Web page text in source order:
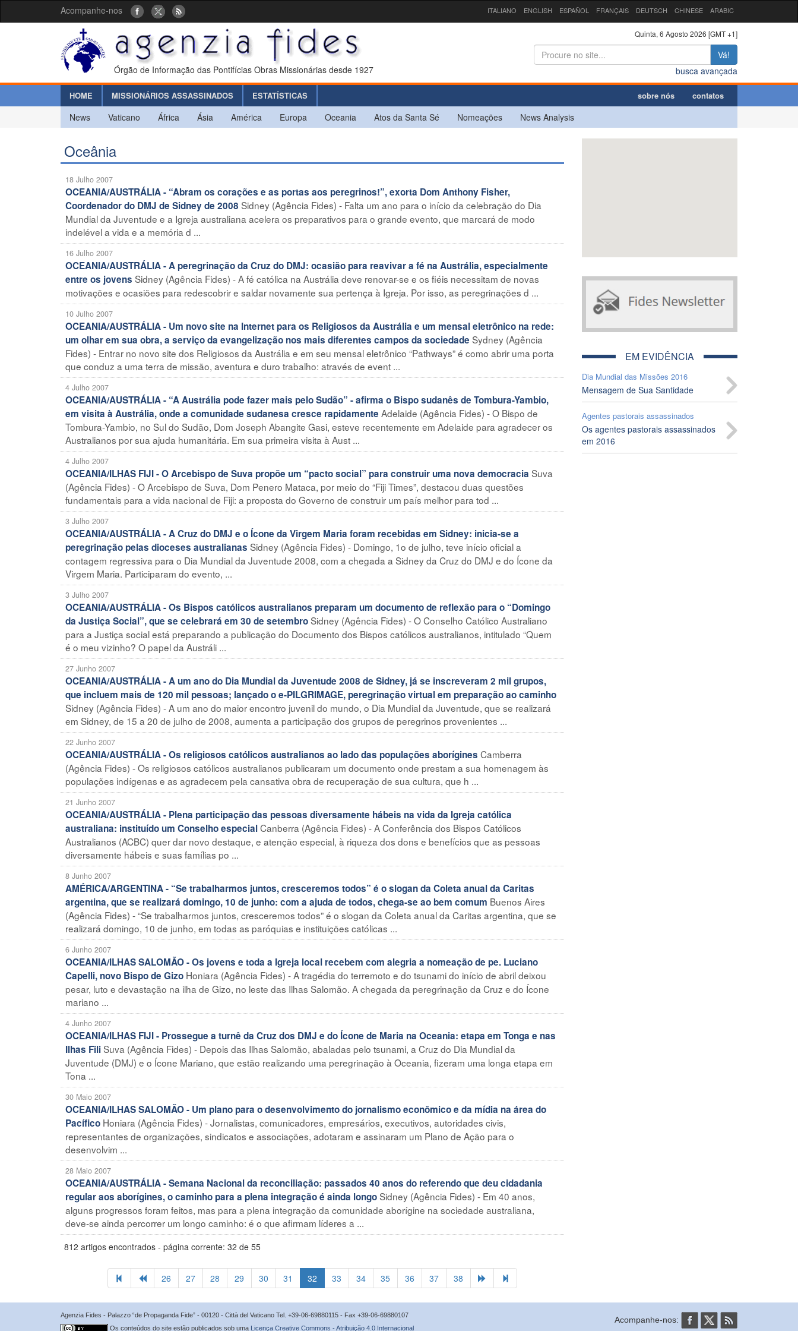
Acompanhe-nos ITALIANO ENGLISH ESPAÑOL FRANÇAIS DEUTSCH CHINESE ARABIC
Órgão de Informação das Pontifícias Obras Missionárias desde 1927
Quinta, 6 Agosto 2026 [GMT +1]
Vá!
busca avançada
HOME MISSIONÁRIOS ASSASSINADOS ESTATÍSTICAS sobre nós contatos
News Vaticano África Ásia América Europa Oceania Atos da Santa Sé Nomeações News Analysis
Oceânia
18 Julho 2007
OCEANIA/AUSTRÁLIA - “Abram os corações e as portas aos peregrinos!”, exorta Dom Anthony Fisher,
Coordenador do DMJ de Sidney de 2008 Sidney (Agência Fides) - Falta um ano para o início da celebração do Dia
Mundial da Juventude e a Igreja australiana acelera os preparativos para o grande evento, que marcará de modo
indelével a vida e a memória d ...
16 Julho 2007
OCEANIA/AUSTRÁLIA - A peregrinação da Cruz do DMJ: ocasião para reavivar a fé na Austrália, especialmente
entre os jovens Sidney (Agência Fides) - A fé católica na Austrália deve renovar-se e os fiéis necessitam de novas
motivações e ocasiões para redescobrir e saldar novamente sua pertença à Igreja. Por isso, as peregrinações d ...
10 Julho 2007
OCEANIA/AUSTRÁLIA - Um novo site na Internet para os Religiosos da Austrália e um mensal eletrônico na rede:
um olhar em sua obra, a serviço da evangelização nos mais diferentes campos da sociedade Sydney (Agência
Fides) - Entrar no novo site dos Religiosos da Austrália e em seu mensal eletrônico “Pathways” é como abrir uma porta
que conduz a uma terra de missão, aventura e duro trabalho: através de event ...
4 Julho 2007
OCEANIA/AUSTRÁLIA - “A Austrália pode fazer mais pelo Sudão” - afirma o Bispo sudanês de Tombura-Yambio,
em visita à Austrália, onde a comunidade sudanesa cresce rapidamente Adelaide (Agência Fides) - O Bispo de
Tombura-Yambio, no Sul do Sudão, Dom Joseph Abangite Gasi, esteve recentemente em Adelaide para agradecer os
Australianos por sua ajuda humanitária. Em sua primeira visita à Aust ...
4 Julho 2007
OCEANIA/ILHAS FIJI - O Arcebispo de Suva propõe um “pacto social” para construir uma nova democracia Suva
(Agência Fides) - O Arcebispo de Suva, Dom Penero Mataca, por meio do “Fiji Times”, destacou duas questões
fundamentais para a vida nacional de Fiji: a proposta do Governo de construir um país melhor para tod ...
3 Julho 2007
OCEANIA/AUSTRÁLIA - A Cruz do DMJ e o Ícone da Virgem Maria foram recebidas em Sidney: inicia-se a
peregrinação pelas dioceses australianas Sidney (Agência Fides) - Domingo, 1o de julho, teve início oficial a
contagem regressiva para o Dia Mundial da Juventude 2008, com a chegada a Sidney da Cruz do DMJ e do Ícone da
Virgem Maria. Participaram do evento, ...
3 Julho 2007
OCEANIA/AUSTRÁLIA - Os Bispos católicos australianos preparam um documento de reflexão para o “Domingo
da Justiça Social”, que se celebrará em 30 de setembroSidney (Agência Fides) - O Conselho Católico Australiano
para a Justiça social está preparando a publicação do Documento dos Bispos católicos australianos, intitulado “Quem
é o meu vizinho? O papel da Austráli ...
27 Junho 2007
OCEANIA/AUSTRÁLIA - A um ano do Dia Mundial da Juventude 2008 de Sidney, já se inscreveram 2 mil grupos,
que incluem mais de 120 mil pessoas; lançado o e-PILGRIMAGE, peregrinação virtual em preparação ao caminho
Sidney (Agência Fides) - A um ano do maior encontro juvenil do mundo, o Dia Mundial da Juventude, que se realizará
em Sidney, de 15 a 20 de julho de 2008, aumenta a participação dos grupos de peregrinos provenientes ...
22 Junho 2007
OCEANIA/AUSTRÁLIA - Os religiosos católicos australianos ao lado das populações aborígines Camberra
(Agência Fides) - Os religiosos católicos australianos publicaram um documento onde prestam a sua homenagem às
populações indígenas e as agradecem pela cansativa obra de recuperação de sua cultura, que h ...
21 Junho 2007
OCEANIA/AUSTRÁLIA - Plena participação das pessoas diversamente hábeis na vida da Igreja católica
australiana: instituído um Conselho especialCanberra (Agência Fides) - A Conferência dos Bispos Católicos
Australianos (ACBC) quer dar novo destaque, e atenção especial, à riqueza dos dons e benefícios que as pessoas
diversamente hábeis e suas famílias po ...
8 Junho 2007
AMÉRICA/ARGENTINA - “Se trabalharmos juntos, cresceremos todos” é o slogan da Coleta anual da Caritas
argentina, que se realizará domingo, 10 de junho: com a ajuda de todos, chega-se ao bem comum Buenos Aires
(Agência Fides) - “Se trabalharmos juntos, cresceremos todos” é o slogan da Coleta anual da Caritas argentina, que se
realizará domingo, 10 de junho, em todas as paróquias e instituições católicas ...
6 Junho 2007
OCEANIA/ILHAS SALOMÃO - Os jovens e toda a Igreja local recebem com alegria a nomeação de pe. Luciano
Capelli, novo Bispo de Gizo Honiara (Agência Fides) - A tragédia do terremoto e do tsunami do início de abril deixou
pesar, luto e devastação na ilha de Gizo, no leste das Ilhas Salomão. A chegada da peregrinação da Cruz e do Ícone
mariano ...
4 Junho 2007
OCEANIA/ILHAS FIJI - Prossegue a turnê da Cruz dos DMJ e do Ícone de Maria na Oceania: etapa em Tonga e nas
Ilhas FiliSuva (Agência Fides) - Depois das Ilhas Salomão, abaladas pelo tsunami, a Cruz do Dia Mundial da
Juventude (DMJ) e o Ícone Mariano, que estão realizando uma peregrinação à Oceania, fizeram uma longa etapa em
Tona ...
30 Maio 2007
OCEANIA/ILHAS SALOMÃO - Um plano para o desenvolvimento do jornalismo econômico e da mídia na área do
Pacífico Honiara (Agência Fides) - Jornalistas, comunicadores, empresários, executivos, autoridades civis,
representantes de organizações, sindicatos e associações, adotaram e assinaram um Plano de Ação para o
desenvolvim ...
28 Maio 2007
OCEANIA/AUSTRÁLIA - Semana Nacional da reconciliação: passados 40 anos do referendo que deu cidadania
regular aos aborígines, o caminho para a plena integração é ainda longoSidney (Agência Fides) - Em 40 anos,
alguns progressos foram feitos, mas para a plena integração da comunidade aborígine na sociedade australiana,
deve-se ainda percorrer um longo caminho: é o que afirmam líderes a ...
812 artigos encontrados - página corrente: 32 de 55
26 27 28 29 30 31 32 33 34 35 36 37 38
EM EVIDÊNCIA
Dia Mundial das Missões 2016
Mensagem de Sua Santidade
Agentes pastorais assassinados
Os agentes pastorais assassinados
em 2016
Agenzia Fides - Palazzo “de Propaganda Fide” - 00120 - Città del Vaticano Tel. +39-06-69880115 - Fax +39-06-69880107
Os conteúdos do site estão publicados sob uma Licença Creative Commons - Atribuição 4.0 Internacional
Acompanhe-nos: